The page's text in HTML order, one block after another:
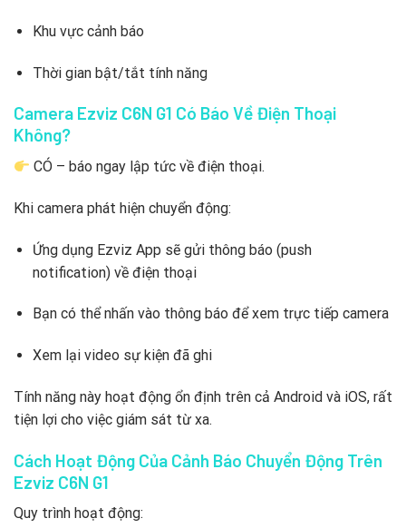
Khu vực cảnh báo
Thời gian bật/tắt tính năng
Camera Ezviz C6N G1 Có Báo Về Điện Thoại
Không?
CÓ – báo ngay lập tức về điện thoại.
Khi camera phát hiện chuyển động:
Ứng dụng Ezviz App sẽ gửi thông báo (push
notification) về điện thoại
Bạn có thể nhấn vào thông báo để xem trực tiếp camera
Xem lại video sự kiện đã ghi
Tính năng này hoạt động ổn định trên cả Android và iOS, rất
tiện lợi cho việc giám sát từ xa.
Cách Hoạt Động Của Cảnh Báo Chuyển Động Trên
Ezviz C6N G1
Quy trình hoạt động: